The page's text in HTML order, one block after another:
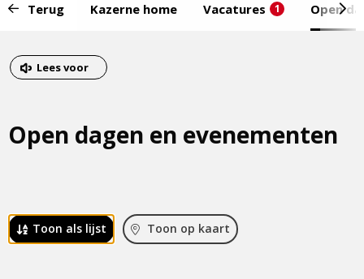
van
menu:
Terug Kazerne home Vacatures 1 Open
van
het
Dit
externe
Lees voor
Open dagen en evenementen
Toon als lijst Toon op kaart